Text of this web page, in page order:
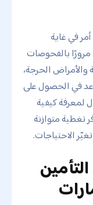
في غاية
مرورًا بالفحوصات
والأمراض الحرجة،
في الحصول على
لمعرفة كيفية
تغطية متوازنة
الاحتياجات.